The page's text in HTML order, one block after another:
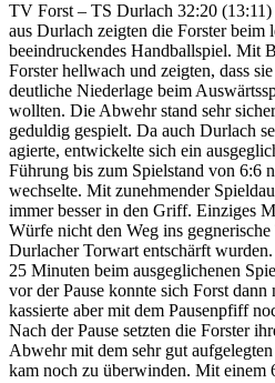
TV Forst – TS Durlach 32:20
aus Durlach zeigten die Forster beim
beeindruckendes Handballspiel. Mit
Forster hellwach und zeigten, dass
deutliche Niederlage beim
wollten. Die Abwehr stand sehr
geduldig gespielt. Da auch Durlach
agierte, entwickelte sich ein
Führung bis zum Spielstand von 6:6
wechselte. Mit zunehmender
immer besser in den Griff. Einziges
Würfe nicht den Weg ins
Durlacher Torwart entschärft
25 Minuten beim ausgeglichenen
vor der Pause konnte sich Forst dann
kassierte aber mit dem Pausenpfiff
Nach der Pause setzten die Forster
Abwehr mit dem sehr gut
kam noch zu überwinden. Mit einem